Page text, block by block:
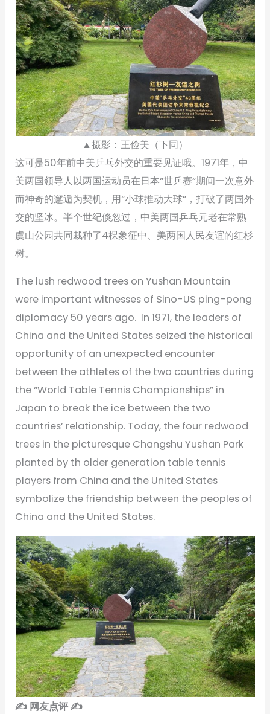
▲摄影：王俭美（下同）
这可是50年前中美乒乓外交的重要见证哦。1971年，中
美两国领导人以两国运动员在日本“世乒赛“期间一次意外
而神奇的邂逅为契机，用“小球推动大球”，打破了两国外
交的坚冰。半个世纪倏忽过，中美两国乒乓元老在常熟
虞山公园共同栽种了4棵象征中、美两国人民友谊的红杉
树。
The lush redwood trees on Yushan Mountain
were important witnesses of Sino-US ping-pong
diplomacy 50 years ago. In 1971, the leaders of
China and the United States seized the historical
opportunity of an unexpected encounter
between the athletes of the two countries during
the “World Table Tennis Championships” in
Japan to break the ice between the two
countries’ relationship. Today, the four redwood
trees in the picturesque Changshu Yushan Park
planted by th older generation table tennis
players from China and the United States
symbolize the friendship between the peoples of
China and the United States.
✍ 网友点评 ✍